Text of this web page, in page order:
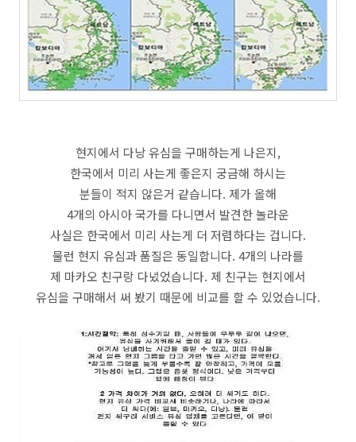
현지에서 다낭 유심을 구매하는게 나은지,
한국에서 미리 사는게 좋은지 궁금해 하시는
분들이 적지 않은거 같습니다. 제가 올해
4개의 아시아 국가를 다니면서 발견한 놀라운
사실은 한국에서 미리 사는게 더 저렴하다는 겁니다.
물런 현지 유심과 품질은 동일합니다. 4개의 나라를
제 마카오 친구랑 다녔었습니다. 제 친구는 현지에서
유심을 구매해서 써 봤기 때문에 비교를 할 수 있었습니다.